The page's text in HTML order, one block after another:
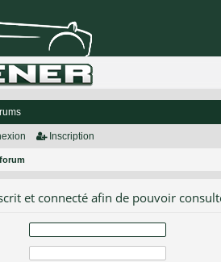
Inscription
et connecté afin de pouvoir